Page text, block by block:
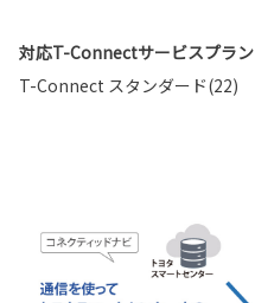
対応T-Connectサービスプラン
T-Connect スタンダード(22)